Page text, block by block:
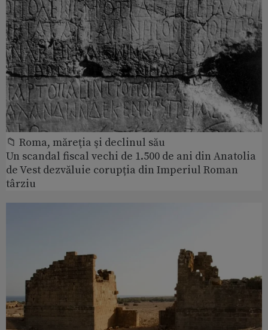
📁 Roma, măreţia şi declinul său
Un scandal fiscal vechi de 1.500 de ani din Anatolia
de Vest dezvăluie corupția din Imperiul Roman
târziu